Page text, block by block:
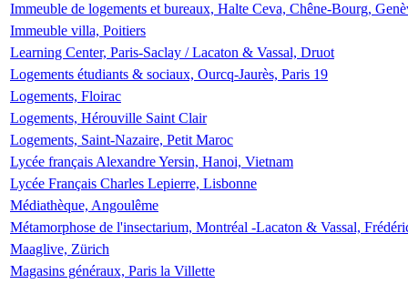
Immeuble de logements et bureaux, Halte Ceva, Chêne-Bourg,
Immeuble villa, Poitiers
Learning Center, Paris-Saclay / Lacaton & Vassal, Druot
Logements étudiants & sociaux, Ourcq-Jaurès, Paris 19
Logements, Floirac
Logements, Hérouville Saint Clair
Logements, Saint-Nazaire, Petit Maroc
Lycée français Alexandre Yersin, Hanoi, Vietnam
Lycée Français Charles Lepierre, Lisbonne
Médiathèque, Angoulême
Métamorphose de l'insectarium, Montréal -Lacaton & Vassal,
Maaglive, Zürich
Magasins généraux, Paris la Villette